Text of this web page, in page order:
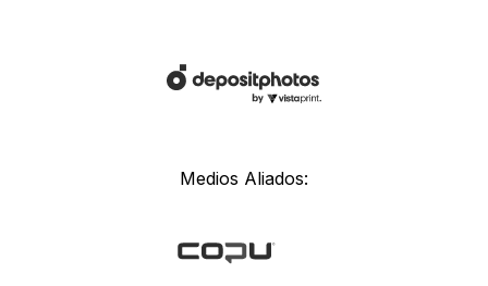
Medios Aliados: